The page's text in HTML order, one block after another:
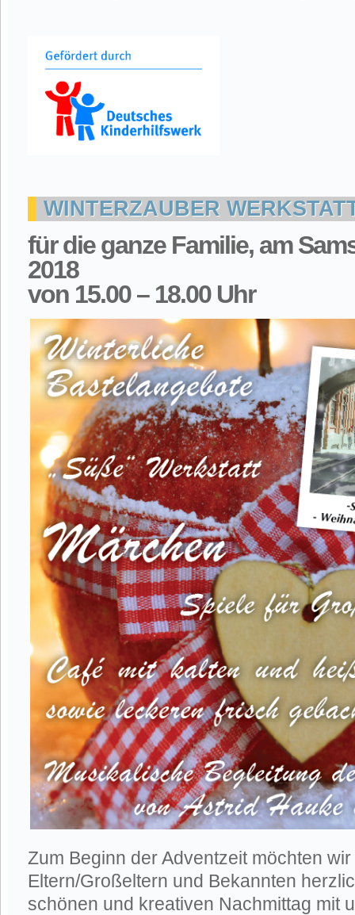
WINTERZAUBER
für die ganze Familie, am
2018
von 15.00 – 18.00 Uhr
Zum Beginn der Adventzeit möchten
Eltern/Großeltern und Bekannten
schönen und kreativen Nachmittag mit